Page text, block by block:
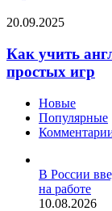
сна
период
длинных
Как
английский
с
ребенком
слез:
пять
простых
20.09.2025
Как учить
простых игр
Новые
Популярные
В России
на работе
10.08.2026